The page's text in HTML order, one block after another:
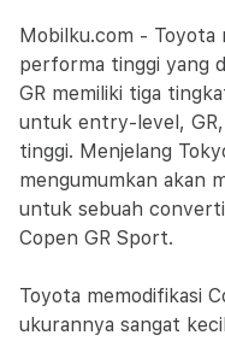
Mobilku.com - Toyota
performa tinggi yang
GR memiliki tiga
untuk entry-level,
tinggi. Menjelang
mengumumkan akan
untuk sebuah
Copen GR Sport.
Toyota memodifikasi
ukurannya sangat